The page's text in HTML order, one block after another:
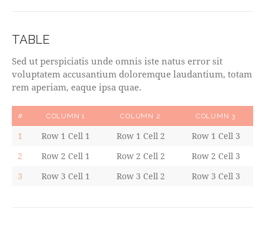
TABLE
Sed ut perspiciatis unde omnis iste natus error sit
voluptatem accusantium doloremque laudantium, totam
rem aperiam, eaque ipsa quae.
# COLUMN 1 COLUMN 2 COLUMN 3
1 Row 1 Cell 1 Row 1 Cell 2
Row 1 Cell 3
2
Row 2 Cell 1 Row 2 Cell 2
Row 2 Cell 3
3
Row 3 Cell 1 Row 3 Cell 2 Row 3 Cell 3